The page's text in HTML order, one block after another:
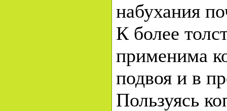
набухания
К более
применима
подвоя и в
Пользуясь